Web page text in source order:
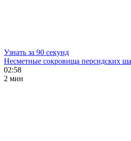
Узнать за 90 секунд
Несметные сокровища персидских
02:58
2 мин